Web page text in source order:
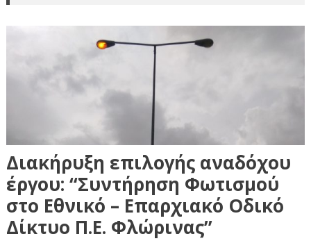
Διακήρυξη επιλογής αναδόχου
έργου: “Συντήρηση Φωτισμού
στο Εθνικό – Επαρχιακό Οδικό
Δίκτυο Π.Ε. Φλώρινας”